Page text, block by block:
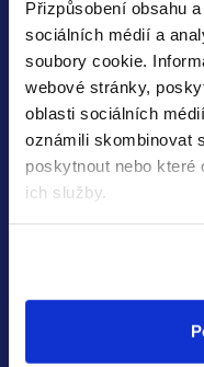
Přizpůsobení obsahu
sociálních médií a
soubory cookie.
webové stránky,
oblasti sociálních
oznámili skombinovat
poskytnout nebo
ich služby.
Vaša e-mailová
odosiela
Kendamil.
Po-Pi 9:00-16:00